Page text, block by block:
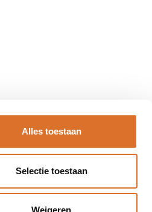
Alles toestaan
Selectie toestaan
Weigeren